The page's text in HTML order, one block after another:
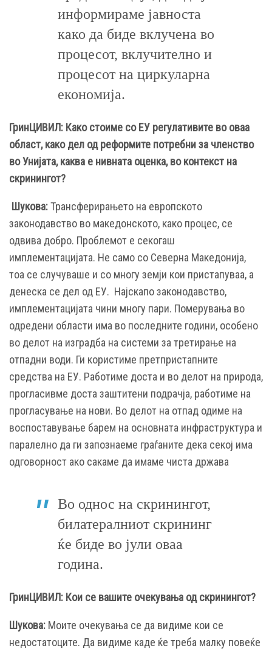
информираме јавноста
како да биде вклучена во
процесот, вклучително и
процесот на циркуларна
економија.
ГринЦИВИЛ: Како стоиме со ЕУ регулативите во оваа
област, како дел од реформите потребни за членство
во Унијата, каква е нивната оценка, во контекст на
скринингот?
Шукова:Трансферирањето на европското
законодавство во македонското, како процес, се
одвива добро. Проблемот е секогаш
имплементацијата. Не само со Северна Македонија,
тоа се случуваше и со многу земји кои пристапуваа, а
денеска се дел од ЕУ. Најскапо законодавство,
имплементацијата чини многу пари. Померувања во
одредени области има во последните години, особено
во делот на изградба на системи за третирање на
отпадни води. Ги користиме претпристапните
средства на ЕУ. Работиме доста и во делот на природа,
прогласивме доста заштитени подрачја, работиме на
прогласување на нови. Во делот на отпад одиме на
воспоставување барем на основната инфраструктура и
паралелно да ги запознаеме граѓаните дека секој има
одговорност ако сакаме да имаме чиста држава
Во однос на скринингот,
билатералниот скрининг
ќе биде во јули оваа
година.
ГринЦИВИЛ: Кои се вашите очекувања од скринингот?
Шукова: Моите очекувања се да видиме кои се
недостатоците. Да видиме каде ќе треба малку повеќе